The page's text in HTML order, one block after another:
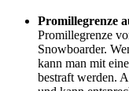
Promillegrenze
Promillegrenze
Snowboarder.
kann man mit
bestraft werden.